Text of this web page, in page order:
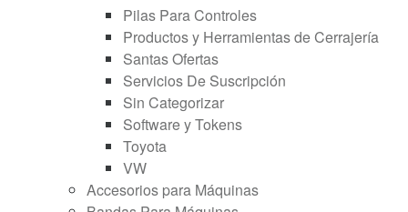
Pilas Para Controles
Productos y Herramientas de Cerrajería
Santas Ofertas
Servicios De Suscripción
Sin Categorizar
Software y Tokens
Toyota
VW
Accesorios para Máquinas